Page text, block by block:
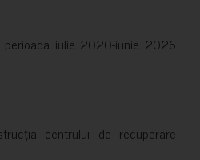
perioada iulie 2020-iunie 2026
centrului de recuperare